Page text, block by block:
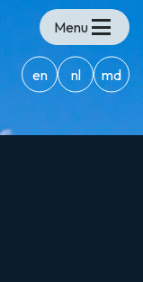
Menu
en nl
md